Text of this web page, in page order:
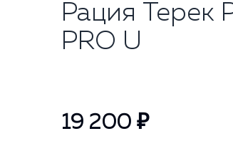
Рация Терек
PRO U
19 200 ₽